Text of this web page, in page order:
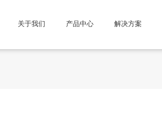
关于我们 产品中心 解决方案